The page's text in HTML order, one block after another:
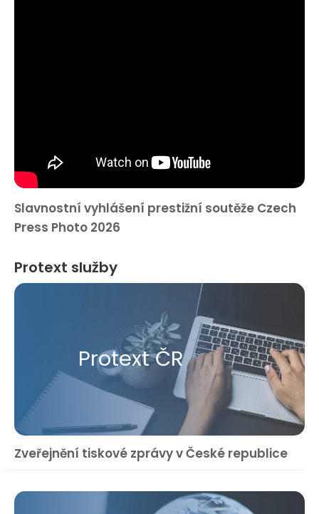
Slavnostní vyhlášení prestižní soutěže Czech
Press Photo 2026
Protext služby
Protext ČR
Zveřejnění tiskové zprávy v České republice